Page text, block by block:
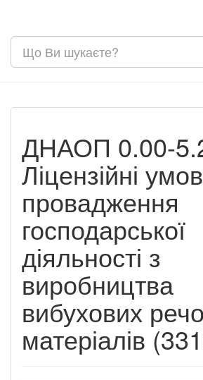
ДНАОП 0.00-
Ліцензійні
провадження
господарської
діяльності з
виробництва
вибухових
матеріалів